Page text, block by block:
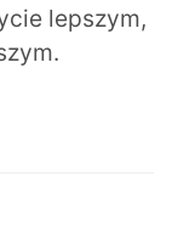
lepszym,